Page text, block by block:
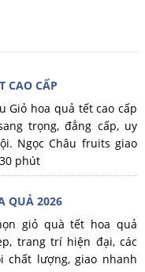
CAO CẤP
Giỏ hoa quả tết cao cấp
trọng, đẳng cấp, uy
Ngọc Châu fruits giao
phút
QUẢ 2026
giỏ quà tết hoa quả
trang trí hiện đại, các
chất lượng, giao nhanh